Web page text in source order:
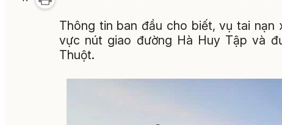
Thông tin ban đầu cho biết, vụ tai nạn
vực nút giao đường Hà Huy Tập và
Thuột.